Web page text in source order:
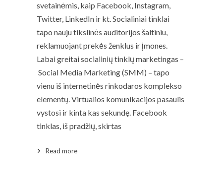
svetainėmis, kaip Facebook, Instagram,
Twitter, LinkedIn ir kt. Socialiniai tinklai
tapo nauju tikslinės auditorijos šaltiniu,
reklamuojant prekės ženklus ir įmones.
Labai greitai socialinių tinklų marketingas –
Social Media Marketing (SMM) – tapo
vienu iš internetinės rinkodaros komplekso
elementų. Virtualios komunikacijos pasaulis
vystosi ir kinta kas sekundę. Facebook
tinklas, iš pradžių, skirtas
Read more